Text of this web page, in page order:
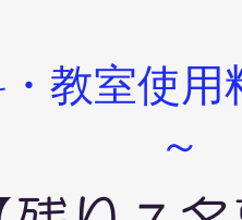
教室使用
～